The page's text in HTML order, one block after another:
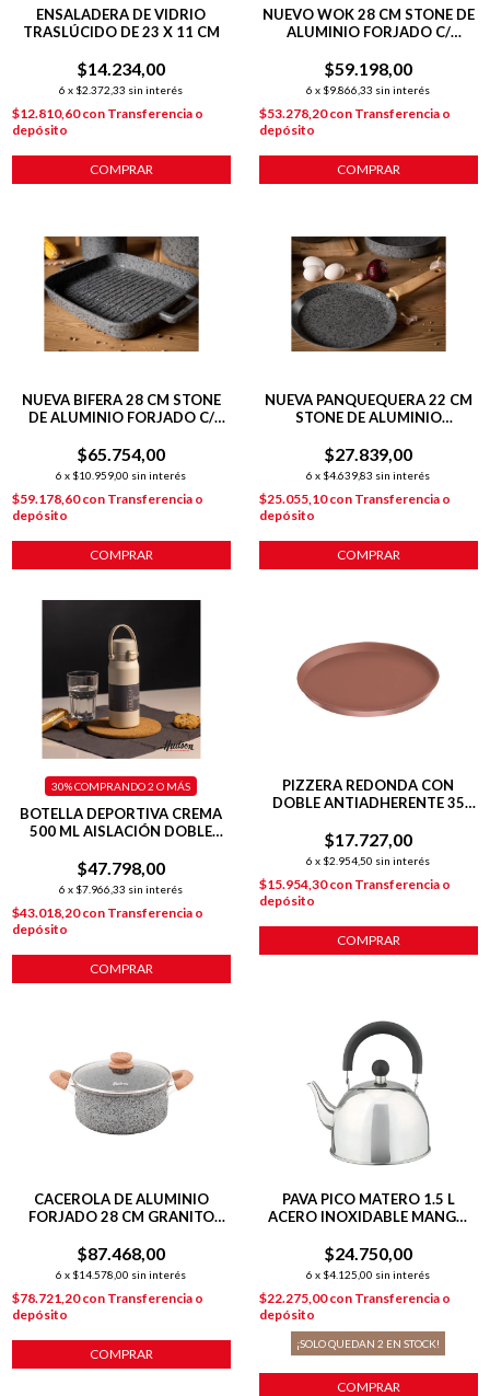
ENSALADERA DE VIDRIO
TRASLÚCIDO DE 23 X 11 CM
$14.234,00
6 x $2.372,33 sin interés
$12.810,60con Transferencia o
depósito
COMPRAR
NUEVO WOK 28 CM STONE DE
ALUMINIO FORJADO C/
INDUCCIÓN
$59.198,00
6 x $9.866,33 sin interés
$53.278,20con Transferencia o
depósito
COMPRAR
NUEVA BIFERA 28 CM STONE
DE ALUMINIO FORJADO C/
INDUCCIÓN
$65.754,00
6 x $10.959,00 sin interés
$59.178,60con Transferencia o
depósito
COMPRAR
NUEVA PANQUEQUERA 22 CM
STONE DE ALUMINIO
P/ INDUCCIÓN
$27.839,00
6 x $4.639,83 sin interés
$25.055,10con Transferencia o
depósito
COMPRAR
BOTELLA DEPORTIVA CREMA
500 ML AISLACIÓN DOBLE
$47.798,00
6 x $7.966,33 sin interés
30%COMPRANDO 2 O MÁS
$43.018,20con Transferencia o
depósito
COMPRAR
PIZZERA REDONDA CON
DOBLE ANTIADHERENTE 35
$17.727,00
6 x $2.954,50 sin interés
$15.954,30con Transferencia o
depósito
COMPRAR
CACEROLA DE ALUMINIO
FORJADO 28 CM GRANITO
$87.468,00
6 x $14.578,00 sin interés
$78.721,20con Transferencia o
depósito
COMPRAR
PAVA PICO MATERO 1.5 L
ACERO INOXIDABLE MANGO
$24.750,00
6 x $4.125,00 sin interés
$22.275,00con Transferencia o
depósito
¡SOLO QUEDAN2 EN STOCK!
COMPRAR